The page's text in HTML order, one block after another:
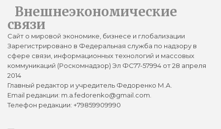
Внешнеэкономические
связи
Сайт о мировой экономике, бизнесе и глобализации
Зарегистрировано в Федеральная служба по надзору в
сфере связи, информационных технологий и массовых
коммуникаций (Роскомнадзор) Эл ФС77-57994 от 28 апреля
2014
Главный редактор и учредитель Федоренко М.А.
Email редакции: m.a.fedorenko@gmail.com.
Телефон редакции: +79859909990